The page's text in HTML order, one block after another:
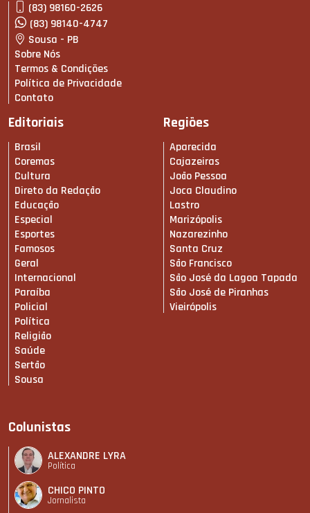
(83) 98160-2626
(83) 98140-4747
Sousa - PB
Sobre Nós
Termos & Condições
Política de Privacidade
Contato
Editoriais
Brasil
Coremas
Cultura
Direto da Redação
Educação
Especial
Esportes
Famosos
Geral
Internacional
Paraíba
Policial
Política
Religião
Saúde
Sertão
Sousa
Regiões
Aparecida
Cajazeiras
João Pessoa
Joca Claudino
Lastro
Marizópolis
Nazarezinho
Santa Cruz
São Francisco
São José da Lagoa Tapada
São José de Piranhas
Vieirópolis
Colunistas
ALEXANDRE LYRA
Política
CHICO PINTO
Jornalista